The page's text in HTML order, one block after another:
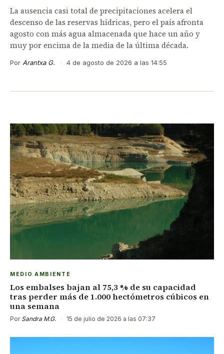
La ausencia casi total de precipitaciones acelera el
descenso de las reservas hídricas, pero el país afronta
agosto con más agua almacenada que hace un año y
muy por encima de la media de la última década.
Por Arantxa G. · 4 de agosto de 2026 a las 14:55
MEDIO AMBIENTE
Los embalses bajan al 75,3 % de su capacidad
tras perder más de 1.000 hectómetros cúbicos en
una semana
Por Sandra M.G. · 15 de julio de 2026 a las 07:37